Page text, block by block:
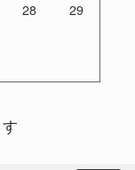
28 29